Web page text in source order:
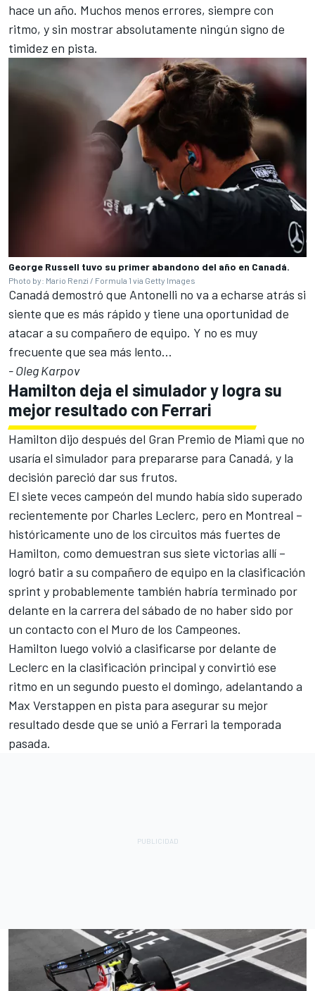
hace un año. Muchos menos errores, siempre con
ritmo, y sin mostrar absolutamente ningún signo de
timidez en pista.
George Russell tuvo su primer abandono del año en Canadá.
Photo by: Mario Renzi / Formula 1 via Getty Images
Canadá demostró que Antonelli no va a echarse atrás si
siente que es más rápido y tiene una oportunidad de
atacar a su compañero de equipo. Y no es muy
frecuente que sea más lento…
- Oleg Karpov
Hamilton deja el simulador y logra su
mejor resultado con Ferrari
Hamilton dijo después del Gran Premio de Miami que no
usaría el simulador para prepararse para Canadá, y la
decisión pareció dar sus frutos.
El siete veces campeón del mundo había sido superado
recientemente por Charles Leclerc, pero en Montreal –
históricamente uno de los circuitos más fuertes de
Hamilton, como demuestran sus siete victorias allí –
logró batir a su compañero de equipo en la clasificación
sprint y probablemente también habría terminado por
delante en la carrera del sábado de no haber sido por
un contacto con el Muro de los Campeones.
Hamilton luego volvió a clasificarse por delante de
Leclerc en la clasificación principal y convirtió ese
ritmo en un segundo puesto el domingo, adelantando a
Max Verstappen en pista para asegurar su mejor
resultado desde que se unió a Ferrari la temporada
pasada.